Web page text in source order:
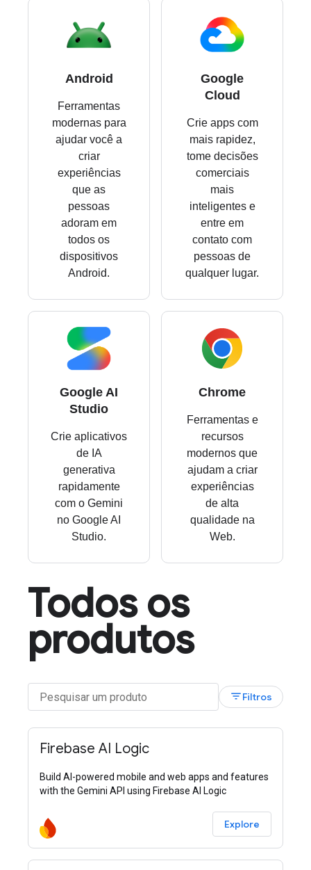
Android
Ferramentas
modernas para
ajudar você a
criar
experiências
que as
pessoas
adoram em
todos os
dispositivos
Android.
Google
Cloud
Crie apps com
mais rapidez,
tome decisões
comerciais
mais
inteligentes e
entre em
contato com
pessoas de
qualquer lugar.
Google AI
Studio
Crie aplicativos
de IA
generativa
rapidamente
com o Gemini
no Google AI
Studio.
Chrome
Ferramentas e
recursos
modernos que
ajudam a criar
experiências
de alta
qualidade na
Web.
Todos os
produtos
filter_listFiltros
Firebase AI Logic
Build AI-powered mobile and web apps and features
with the Gemini API using Firebase AI Logic
Explore